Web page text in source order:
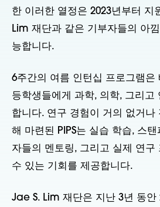
한 이러한 열정은 2023년부터 지
Lim 재단과 같은 기부자들의 아
능합니다.
6주간의 여름 인턴십 프로그램은
등학생들에게 과학, 의학, 그리고
합니다. 연구 경험이 거의 없거나
해 마련된 PIPS는 실습 학습, 스
자들의 멘토링, 그리고 실제 연구
수 있는 기회를 제공합니다.
Jae S. Lim 재단은 지난 3년 동안